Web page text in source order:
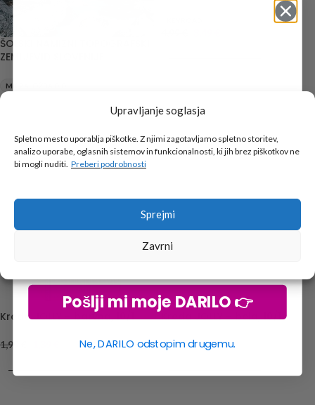
Upravljanje soglasja
Spletno mesto uporablja piškotke. Z njimi zagotavljamo spletno storitev,
analizo uporabe, oglasnih sistemov in funkcionalnosti, ki jih brez piškotkov ne
bi mogli nuditi. Preberi podrobnosti
Sprejmi
Zavrni
ŠOLSKI NAMIZNI TOPOGRAFSKI
ZEMLJEVID SLOVENIJE
MK ZALOŽBA D.D.
7,90
-30%
Kreda JOLLY – barvna, 10/1
1,99
-30%
Kreda JOLLY – bela, 10/1
1,19€ 0,83€
Tukaj je!
🎁 DARILO
Vpiši podatke za prejem darila
Pošlji mi moje DARILO 👉
Ne, DARILO odstopim drugemu.